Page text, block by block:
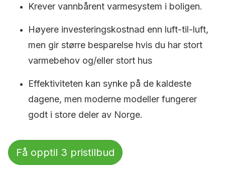
Krever vannbårent varmesystem i boligen.
Høyere investeringskostnad enn luft-til-luft,
men gir større besparelse hvis du har stort
varmebehov og/eller stort hus
Effektiviteten kan synke på de kaldeste
dagene, men moderne modeller fungerer
godt i store deler av Norge.
Få opptil 3 pristilbud